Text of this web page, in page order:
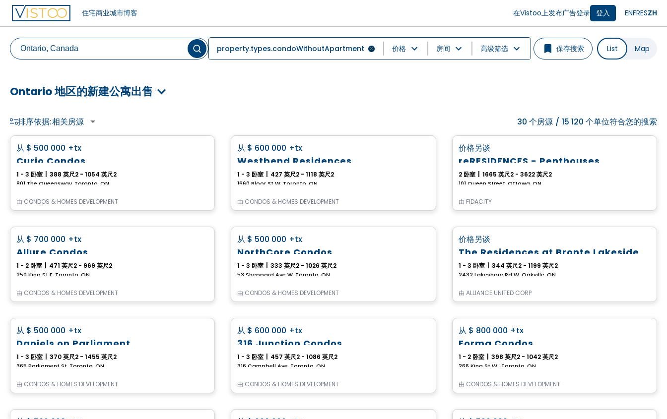
住宅商业城市博客 在Vistoo上发布广告登录 登入 ENFRESZH
property.types.condoWithoutApartment 价格 房间 高级筛选 保存搜索 List Map
Ontario 地区的新建公寓出售
排序依据:相关房源 30 个房源 / 15 120 个单位符合您的搜索
从 $ 500 000 +tx
Curio Condos
1 - 3 卧室 388 英尺2 - 1054 英尺2
801 The Queensway, Toronto, ON
由 CONDOS & HOMES DEVELOPMENT
从 $ 600 000 +tx
Westbend Residences
1 - 3 卧室 427 英尺2 - 1118 英尺2
1660 Bloor St W, Toronto, ON
由 CONDOS & HOMES DEVELOPMENT
Condo
价格另谈
reRESIDENCES - Penthouses
2 卧室 1665 英尺2 - 3622 英尺2
101 Queen Street, Ottawa, ON
由 FIDACITY
Condo
从 $ 700 000 +tx
Allure Condos
1 - 2 卧室 471 英尺2 - 969 英尺2
250 King St E, Toronto, ON
由 CONDOS & HOMES DEVELOPMENT
Condo
从 $ 500 000 +tx
NorthCore Condos
1 - 3 卧室 333 英尺2 - 1026 英尺2
53 Sheppard Ave W, Toronto, ON
由 CONDOS & HOMES DEVELOPMENT
Condo
价格另谈
The Residences at Bronte Lakeside
1 - 3 卧室 344 英尺2 - 1199 英尺2
2432 Lakeshore Rd W, Oakville, ON
由 ALLIANCE UNITED CORP
Condo
从 $ 500 000 +tx
Daniels on Parliament
1 - 3 卧室 370 英尺2 - 1455 英尺2
365 Parliament St, Toronto, ON
由 CONDOS & HOMES DEVELOPMENT
Condo
从 $ 600 000 +tx
316 Junction Condos
1 - 3 卧室 457 英尺2 - 1086 英尺2
316 Campbell Ave, Toronto, ON
由 CONDOS & HOMES DEVELOPMENT
Condo
从 $ 800 000 +tx
Forma Condos
1 - 2 卧室 398 英尺2 - 1042 英尺2
266 King St W , Toronto, ON
由 CONDOS & HOMES DEVELOPMENT
Condo Condo Condo